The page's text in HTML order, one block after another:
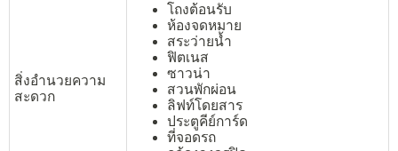
สิ่งอำนวยความ
สะดวก
โถงต้อนรับ
ห้องจดหมาย
สระว่ายน้ำ
ฟิตเนส
ซาวน่า
สวนพักผ่อน
ลิฟท์โดยสาร
ประตูคีย์การ์ด
ที่จอดรถ